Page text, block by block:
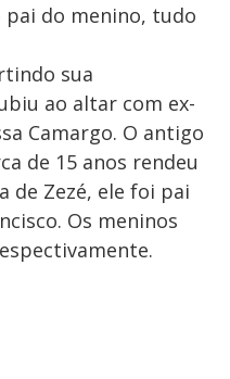
pai do menino, tudo
sua
ao altar com ex-
Camargo. O antigo
de 15 anos rendeu
de Zezé, ele foi pai
Os meninos